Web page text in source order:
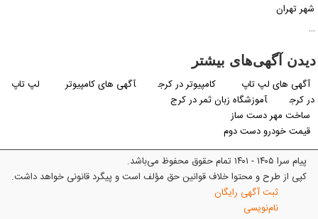
شهر تهران
…
دیدن آگهی‌های بیشتر
آگهی های لپ تاپ
کامپیوتر در کرج آگهی های کامپیوتر
لپ تاپ
در کرج
آموزشگاه زبان ثمر در کرج
ساخت مهر دست ساز
قیمت خودرو دست دوم
پیام سرا ۱۴۰۵ - ۱۴۰۱ تمام حقوق محفوظ می‌باشد.
کپی از طرح و محتوا خلاف قوانین حق مؤلف است و پیگرد قانونی خواهد داشت.
ثبت آگهی رایگان
نام‌نویسی